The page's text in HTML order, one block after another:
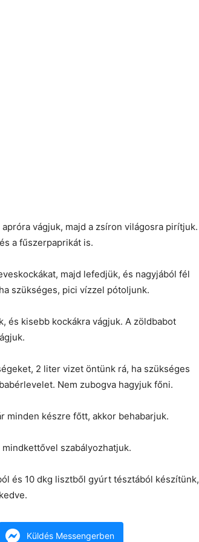
vágjuk, majd a zsíron világosra pirítjuk.
a fűszerpaprikát is.
majd lefedjük, és nagyjából fél
szükséges, pici vízzel pótoljunk.
és kisebb kockákra vágjuk. A zöldbabot
2 liter vizet öntünk rá, ha szükséges
Nem zubogva hagyjuk főni.
minden készre főtt, akkor behabarjuk.
szabályozhatjuk.
és 10 dkg lisztből gyúrt tésztából készítünk,
Küldés Messengerben